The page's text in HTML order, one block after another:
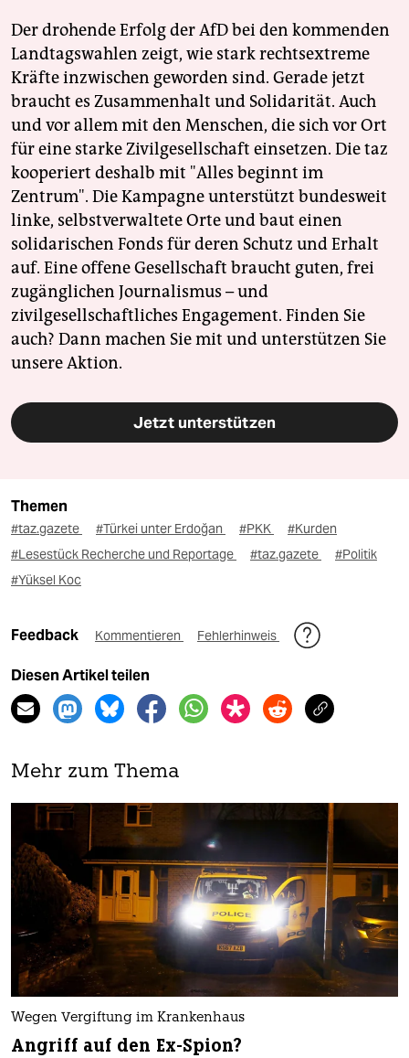
Der drohende Erfolg der AfD bei den kommenden
Landtagswahlen zeigt, wie stark rechtsextreme
Kräfte inzwischen geworden sind. Gerade jetzt
braucht es Zusammenhalt und Solidarität. Auch
und vor allem mit den Menschen, die sich vor Ort
für eine starke Zivilgesellschaft einsetzen. Die taz
kooperiert deshalb mit "Alles beginnt im
Zentrum". Die Kampagne unterstützt bundesweit
linke, selbstverwaltete Orte und baut einen
solidarischen Fonds für deren Schutz und Erhalt
auf. Eine offene Gesellschaft braucht guten, frei
zugänglichen Journalismus – und
zivilgesellschaftliches Engagement. Finden Sie
auch? Dann machen Sie mit und unterstützen Sie
unsere Aktion.
Jetzt unterstützen
Themen
#taz.gazete #Türkei unter Erdoğan #PKK
#Kurden
#Lesestück Recherche und Reportage
#taz.gazete
#Politik
#Yüksel Koc
Feedback Kommentieren Fehlerhinweis
Diesen Artikel teilen
Mehr zum Thema
Wegen Vergiftung im Krankenhaus
Angriff auf den Ex-Spion?